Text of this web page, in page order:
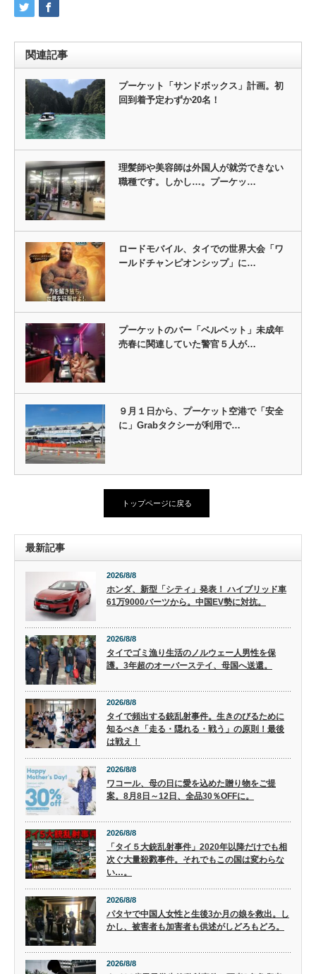
関連記事
プーケット「サンドボックス」計画。初
回到着予定わずか20名！
理髪師や美容師は外国人が就労できない
職種です。しかし…。プーケッ…
ロードモバイル、タイでの世界大会「ワ
ールドチャンピオンシップ」に…
プーケットのバー「ベルベット」未成年
売春に関連していた警官５人が…
９月１日から、プーケット空港で「安全
に」Grabタクシーが利用で…
トップページに戻る
最新記事
2026/8/8
ホンダ、新型「シティ」発表！ ハイブリッド車
61万9000バーツから。中国EV勢に対抗。
2026/8/8
タイでゴミ漁り生活のノルウェー人男性を保
護。3年超のオーバーステイ、母国へ送還。
2026/8/8
タイで頻出する銃乱射事件。生きのびるために
知るべき「走る・隠れる・戦う」の原則！最後
は戦え！
2026/8/8
ワコール、母の日に愛を込めた贈り物をご提
案。8月8日～12日、全品30％OFFに。
2026/8/8
「タイ５大銃乱射事件」2020年以降だけでも相
次ぐ大量殺戮事件。それでもこの国は変わらな
い…。
2026/8/8
パタヤで中国人女性と生後3か月の娘を救出。し
かし、被害者も加害者も供述がしどろもどろ。
2026/8/8